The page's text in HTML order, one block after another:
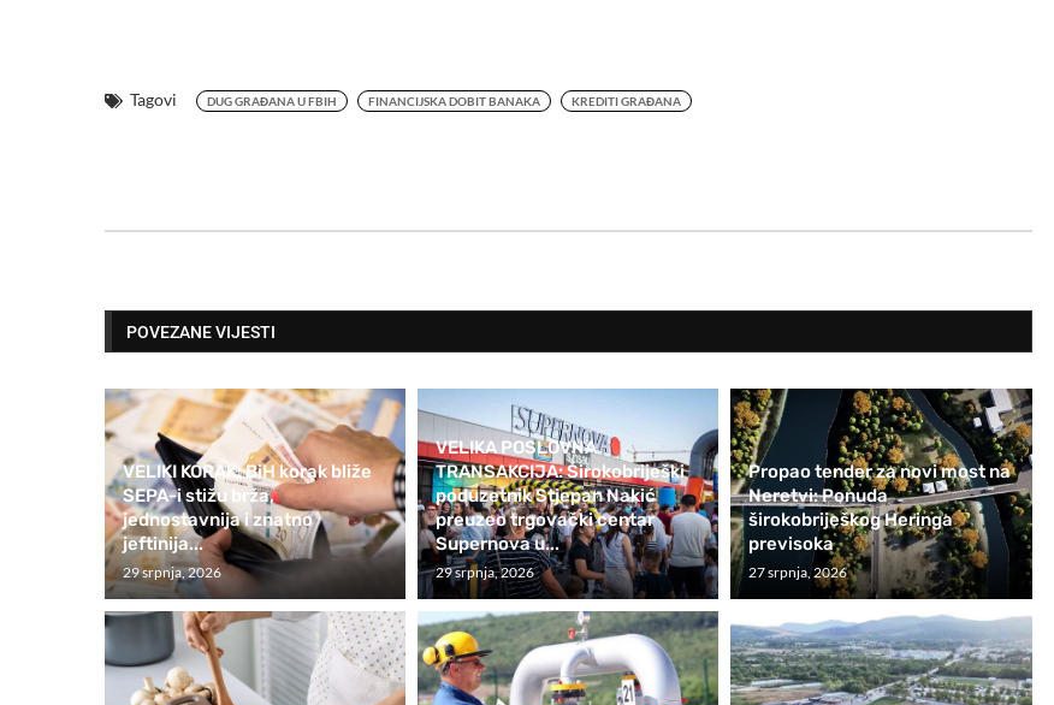
Tagovi DUG GRAĐANA U FBIH FINANCIJSKA DOBIT BANAKA KREDITI GRAĐANA
POVEZANE VIJESTI
VELIKI KORAK: BiH korak bliže
SEPA-i stižu brža,
jednostavnija i znatno
jeftinija...
29 srpnja, 2026
VELIKA POSLOVNA
TRANSAKCIJA: Širokobriješki
poduzetnik Stjepan Nakić
preuzeo trgovački centar
Supernova u...
29 srpnja, 2026
Propao tender za novi most na
Neretvi: Ponuda
širokobriješkog Heringa
previsoka
27 srpnja, 2026